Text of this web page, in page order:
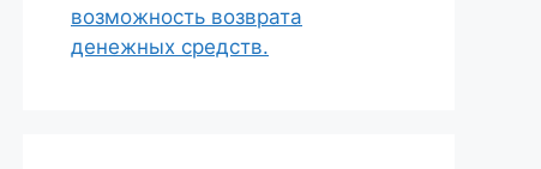
возможность возврата
денежных средств.